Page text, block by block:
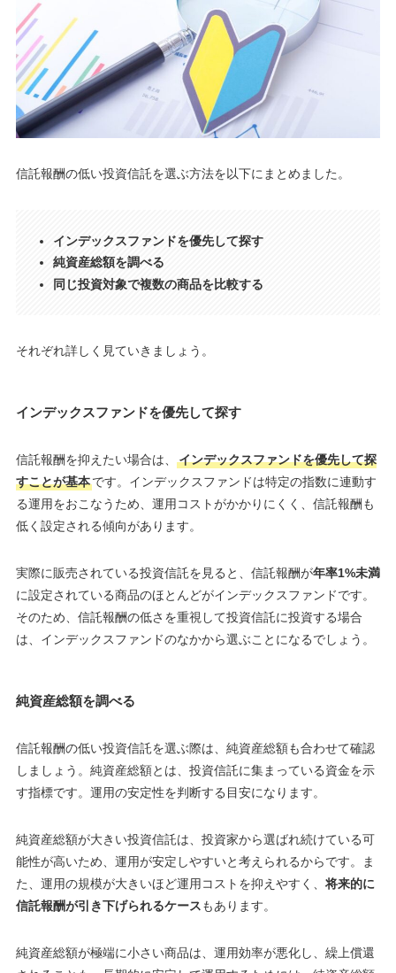
信託報酬の低い投資信託を選ぶ方法を以下にまとめました。
インデックスファンドを優先して探す
純資産総額を調べる
同じ投資対象で複数の商品を比較する
それぞれ詳しく見ていきましょう。
インデックスファンドを優先して探す
信託報酬を抑えたい場合は、
インデックスファンドを優先して探
すことが基本です。インデックスファンドは特定の指数に連動す
る運用をおこなうため、運用コストがかかりにくく、信託報酬も
低く設定される傾向があります。
実際に販売されている投資信託を見ると、信託報酬が年率1%未満
に設定されている商品のほとんどがインデックスファンドです。
そのため、信託報酬の低さを重視して投資信託に投資する場合
は、インデックスファンドのなかから選ぶことになるでしょう。
純資産総額を調べる
信託報酬の低い投資信託を選ぶ際は、純資産総額も合わせて確認
しましょう。純資産総額とは、投資信託に集まっている資金を示
す指標です。運用の安定性を判断する目安になります。
純資産総額が大きい投資信託は、投資家から選ばれ続けている可
能性が高いため、運用が安定しやすいと考えられるからです。ま
た、運用の規模が大きいほど運用コストを抑えやすく、 将来的に
信託報酬が引き下げられるケースもあります。
純資産総額が極端に小さい商品は、運用効率が悪化し、繰上償還